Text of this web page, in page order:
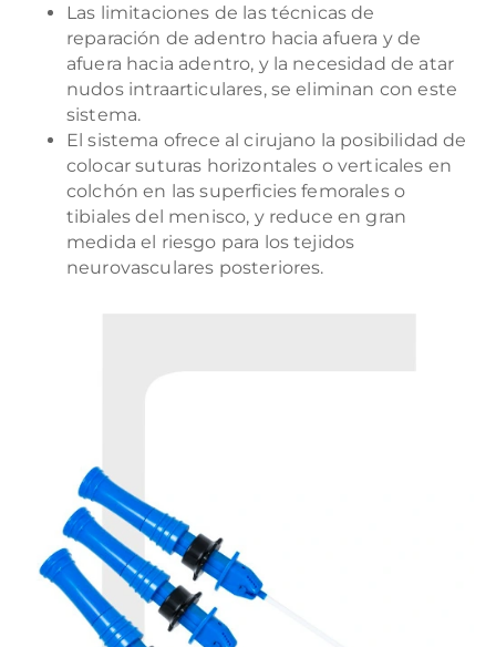
Las limitaciones de las técnicas de
reparación de adentro hacia afuera y de
afuera hacia adentro, y la necesidad de atar
nudos intraarticulares, se eliminan con este
sistema.
El sistema ofrece al cirujano la posibilidad de
colocar suturas horizontales o verticales en
colchón en las superficies femorales o
tibiales del menisco, y reduce en gran
medida el riesgo para los tejidos
neurovasculares posteriores.